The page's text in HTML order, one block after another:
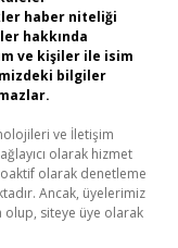
haber niteliği
hakkında
ve kişiler ile isim
bilgiler
ve İletişim
olarak hizmet
olarak denetleme
Ancak, üyelerimiz
olup, siteye üye olarak